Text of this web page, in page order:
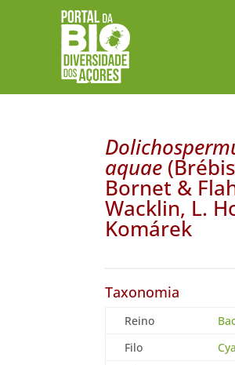
aquae
Bornet &
Wacklin, L.
Komárek
Taxonomia
Reino
Filo